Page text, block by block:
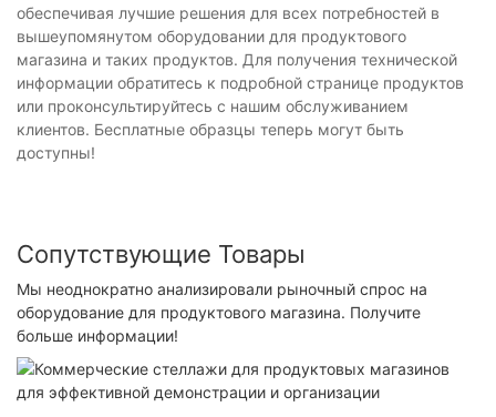
обеспечивая лучшие решения для всех потребностей в
вышеупомянутом оборудовании для продуктового
магазина и таких продуктов. Для получения технической
информации обратитесь к подробной странице продуктов
или проконсультируйтесь с нашим обслуживанием
клиентов. Бесплатные образцы теперь могут быть
доступны!
Сопутствующие Товары
Мы неоднократно анализировали рыночный спрос на
оборудование для продуктового магазина. Получите
больше информации!